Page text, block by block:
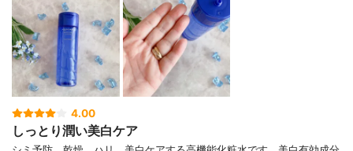
4.00
しっとり潤い美白ケア